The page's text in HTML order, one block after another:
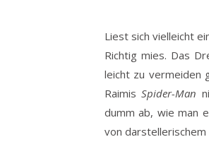
Liest sich vielleicht
Richtig mies. Das
leicht zu vermeiden
RaimisSpider-Man
dumm ab, wie man
von